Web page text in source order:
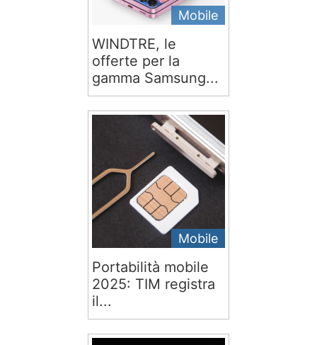
Mobile
WINDTRE, le
offerte per la
gamma Samsung...
Mobile
Portabilità mobile
2025: TIM registra
il...